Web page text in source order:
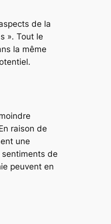
de la
». Tout le
la même
raison de
une
de
peuvent en